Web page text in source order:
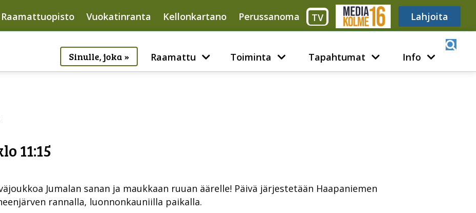
Raamattuopisto Vuokatinranta Kellonkartano Perussanoma TV Media316 Lahjoita
Sinulle, joka » Raamattu Toiminta Tapahtumat Info
11:15
Jumalan sanan ja maukkaan ruuan äärelle! Päivä järjestetään Haapaniemen
rannalla, luonnonkauniilla paikalla.